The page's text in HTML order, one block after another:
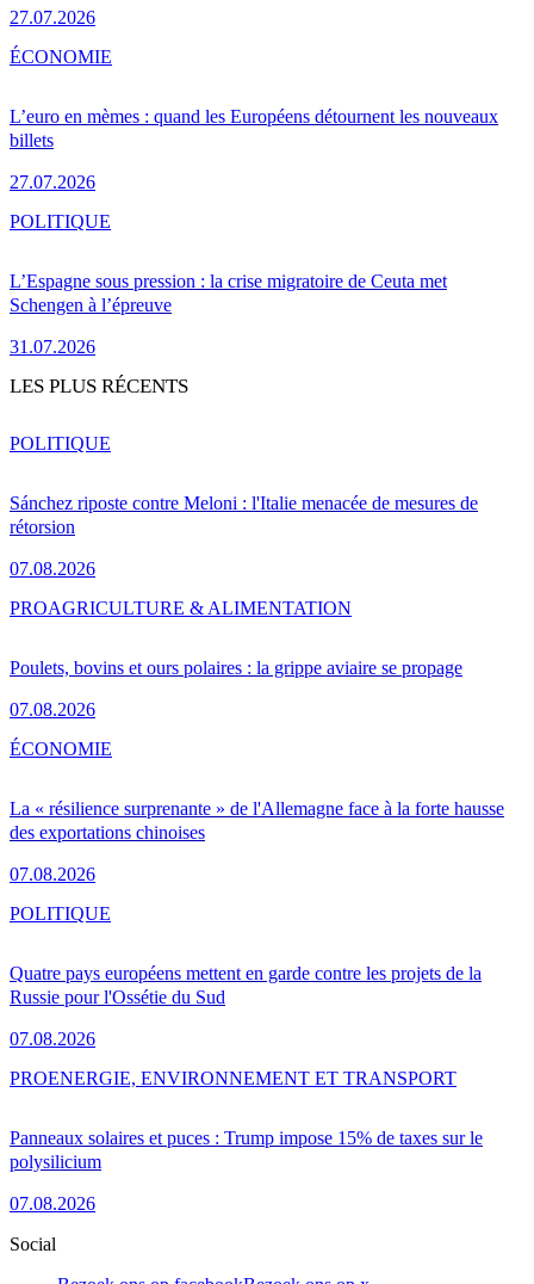
27.07.2026
L’euro en mèmes : quand les Européens détournent les nouveaux
billets
27.07.2026
ÉCONOMIE
L’Espagne sous pression : la crise migratoire de Ceuta met
Schengen à l’épreuve
31.07.2026
POLITIQUE
LES PLUS RÉCENTS
Sánchez riposte contre Meloni : l'Italie menacée de mesures de
rétorsion
07.08.2026
POLITIQUE
Poulets, bovins et ours polaires : la grippe aviaire se propage
07.08.2026
PROAGRICULTURE & ALIMENTATION
La « résilience surprenante » de l'Allemagne face à la forte hausse
des exportations chinoises
07.08.2026
ÉCONOMIE
Quatre pays européens mettent en garde contre les projets de la
Russie pour l'Ossétie du Sud
07.08.2026
POLITIQUE
Panneaux solaires et puces : Trump impose 15% de taxes sur le
polysilicium
07.08.2026
PROENERGIE, ENVIRONNEMENT ET TRANSPORT
Social